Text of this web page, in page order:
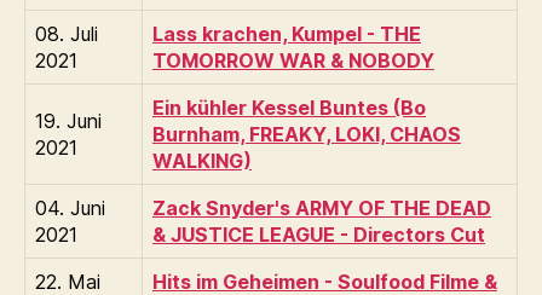
08. Juli
2021
Lass krachen, Kumpel - THE
TOMORROW WAR & NOBODY
19. Juni
2021
Ein kühler Kessel Buntes (Bo
Burnham, FREAKY, LOKI, CHAOS
WALKING)
04. Juni
2021
Zack Snyder's ARMY OF THE DEAD
& JUSTICE LEAGUE - Directors Cut
22. Mai
Hits im Geheimen - Soulfood Filme &